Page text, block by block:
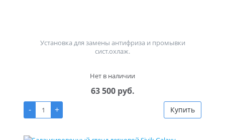
Установка для замены антифриза и промывки
сист.охлаж.
Нет в наличии
63 500 руб.
-
+ Купить